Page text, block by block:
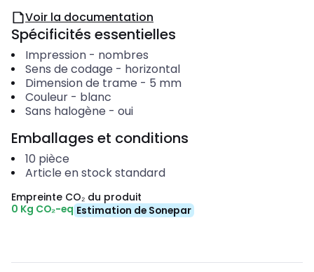
Voir la documentation
Spécificités essentielles
Impression- nombres
Sens de codage - horizontal
Dimension de trame - 5 mm
Couleur- blanc
Sans halogène - oui
Emballages et conditions
10 pièce
Article en stock standard
Empreinte CO₂ du produit
0 Kg CO₂-eq Estimation de Sonepar